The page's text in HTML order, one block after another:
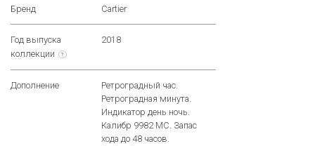
Бренд Cartier
Год выпуска
коллекции
?
2018
Дополнение
Ретроградный час.
Ретроградная минута.
Индикатор день ночь.
Калибр 9982 MC. Запас
хода до 48 часов.